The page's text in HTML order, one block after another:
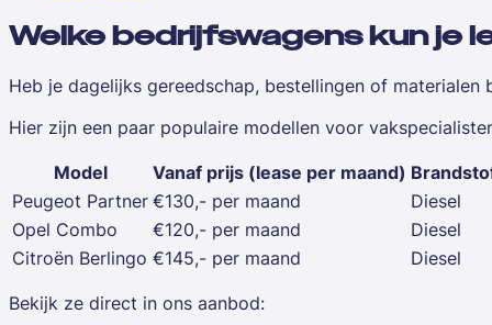
Welke bedrijfswagens kun je
Heb je dagelijks gereedschap, bestellingen of
Hier zijn een paar populaire modellen voor
Model
Vanaf prijs (lease per maand)
Peugeot Partner€130,- per maand Diesel
Opel Combo
€120,- per maand Diesel
Citroën Berlingo €145,- per maand Diesel
Bekijk ze direct in ons aanbod: